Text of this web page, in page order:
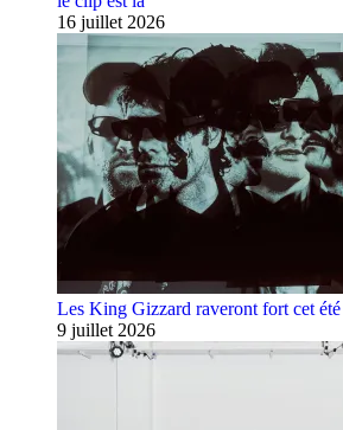
16 juillet 2026
Les King Gizzard raveront fort cet été
9 juillet 2026